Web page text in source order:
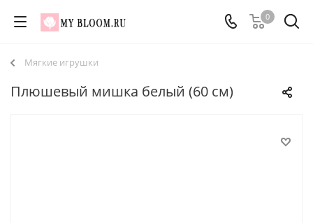
0
Мягкие игрушки
Плюшевый мишка белый (60 см)